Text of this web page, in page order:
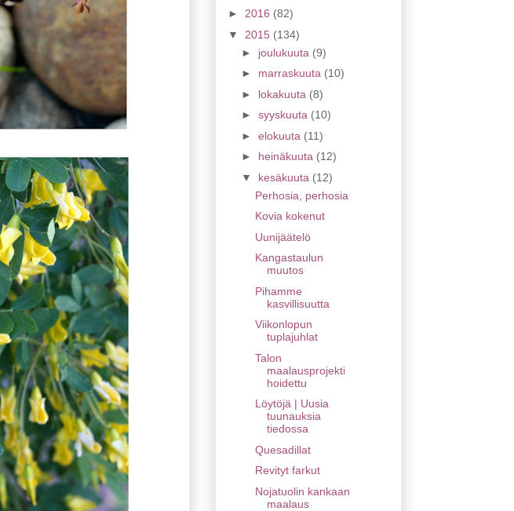
► 2016 (82)
▼ 2015 (134)
► joulukuuta (9)
► marraskuuta (10)
► lokakuuta (8)
► syyskuuta (10)
► elokuuta (11)
► heinäkuuta (12)
▼ kesäkuuta (12)
Perhosia, perhosia
Kovia kokenut
Uunijäätelö
Kangastaulun
muutos
Pihamme
kasvillisuutta
Viikonlopun
tuplajuhlat
Talon
maalausprojekti
hoidettu
Löytöjä | Uusia
tuunauksia
tiedossa
Quesadillat
Revityt farkut
Nojatuolin kankaan
maalaus